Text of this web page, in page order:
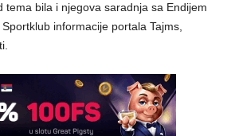
tema bila i njegova saradnja sa Endijem
informacije portala Tajms,